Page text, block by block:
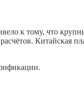
к тому, что
Китайская